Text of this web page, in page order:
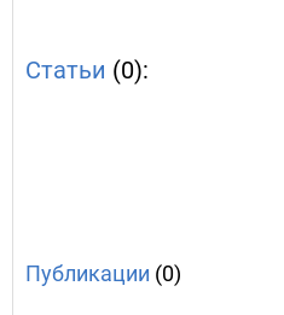
Статьи (0):
Публикации (0)